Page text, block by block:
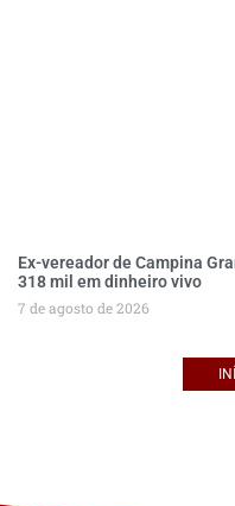
Ex-vereador de Campina
318 mil em dinheiro vivo
7 de agosto de 2026